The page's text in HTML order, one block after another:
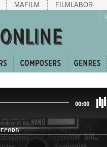
MAFILM FILMLABOR
00:00